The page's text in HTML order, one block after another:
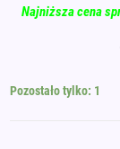
Najniższa cena
Pozostało tylko: 1